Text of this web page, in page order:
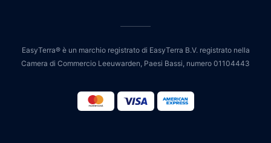
EasyTerra® è un marchio registrato di EasyTerra B.V. registrato nella
Camera di Commercio Leeuwarden, Paesi Bassi, numero 01104443